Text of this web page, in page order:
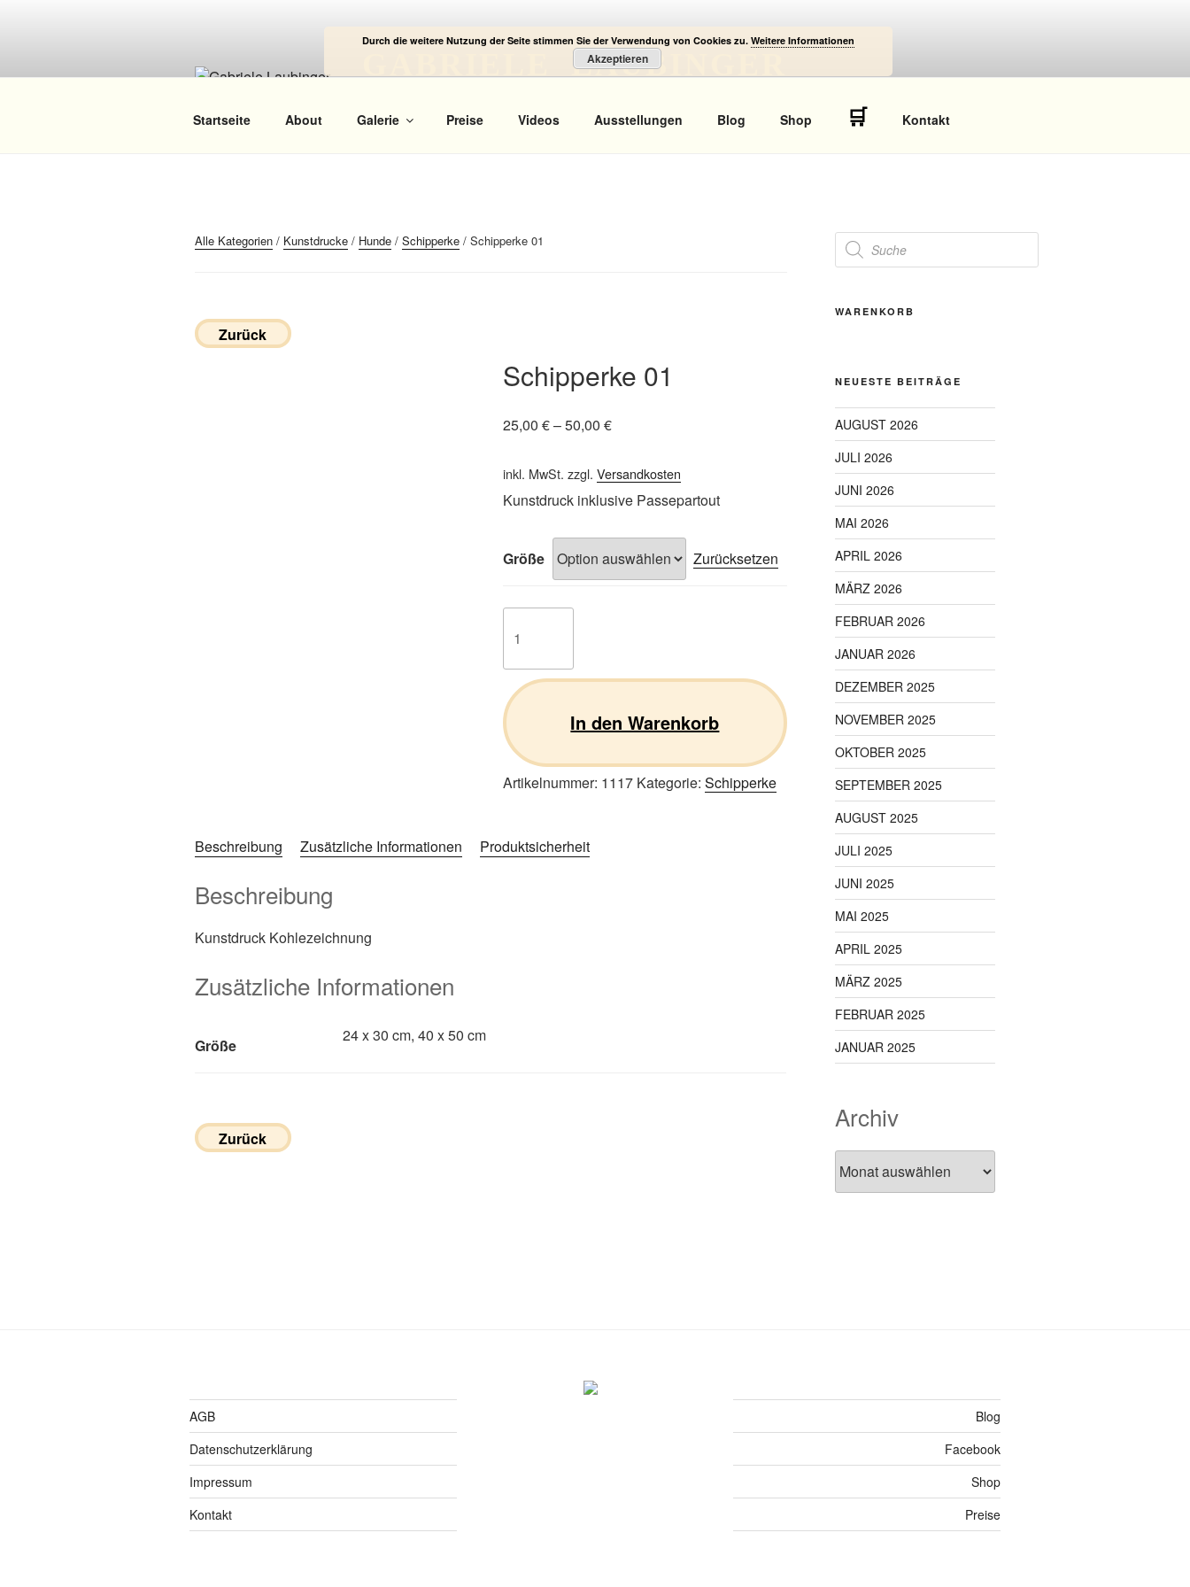
GABRIELE LAUBINGER
Startseite About Galerie Preise Videos Ausstellungen Blog Shop 🛒 Kontakt
Alle Kategorien / Kunstdrucke / Hunde / Schipperke / Schipperke 01
Zurück
Schipperke 01
25,00 €–50,00 €
inkl. MwSt. zzgl. Versandkosten
Kunstdruck inklusive Passepartout
Größe Zurücksetzen
01
In den Warenkorb
Artikelnummer: 1117 Kategorie: Schipperke
Beschreibung Zusätzliche Informationen Produktsicherheit
Beschreibung
Kunstdruck Kohlezeichnung
Zusätzliche Informationen
Größe
24 x 30 cm, 40 x 50 cm
Zurück
Products
search
WARENKORB
NEUESTE BEITRÄGE
AUGUST 2026
JULI 2026
JUNI 2026
MAI 2026
APRIL 2026
MÄRZ 2026
FEBRUAR 2026
JANUAR 2026
DEZEMBER 2025
NOVEMBER 2025
OKTOBER 2025
SEPTEMBER 2025
AUGUST 2025
JULI 2025
JUNI 2025
MAI 2025
APRIL 2025
MÄRZ 2025
FEBRUAR 2025
JANUAR 2025
Archiv
AGB
Datenschutzerklärung
Impressum
Kontakt
Blog
Facebook
Shop
Preise
Durch die weitere Nutzung der Seite stimmen Sie der Verwendung von Cookies zu. Weitere Informationen
Akzeptieren